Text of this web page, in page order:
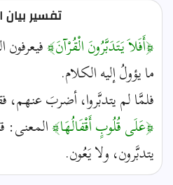
تفسير بيان
﴿أَفَلاَ يَتَدَبَّرُونَ الْقُرْآنَ﴾فيعرفون
ما يؤولُ إليه الكلام.
فلمَّا لم يتدبَّروا، أضربَ عنهم،
﴿عَلَى قُلُوبٍ أَقْفَالُهَا﴾المعنى:
يتدبَّرون، ولا يَعُون.